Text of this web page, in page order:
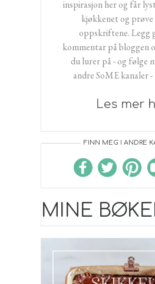
inspirasjon her og får
kjøkkenet og prøve
oppskriftene. Legg
kommentar på bloggen
du lurer på - og følge
andre SoME kanaler
Les mer
FINN MEG I ANDRE
MINE